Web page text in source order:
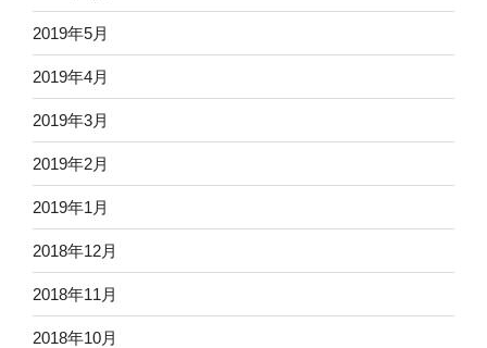
2019年5月
2019年4月
2019年3月
2019年2月
2019年1月
2018年12月
2018年11月
2018年10月